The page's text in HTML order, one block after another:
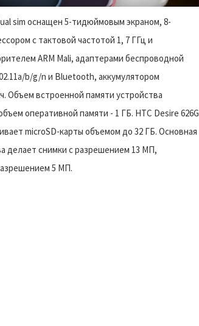
sim оснащен 5-тидюймовым экраном, 8-
с тактовой частотой 1, 7 ГГц и
ARM Mali, адаптерами беспроводной
b/g/n и Bluetooth, аккумулятором
Объем встроенной памяти устройства
оперативной памяти - 1 ГБ. HTC Desire 626G
microSD-карты объемом до 32 ГБ. Основная
делает снимки с разрешением 13 МП,
5 МП.